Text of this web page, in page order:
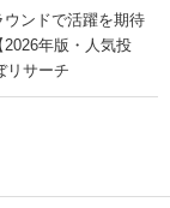
ウンドで活躍を期待
年版・人気投
リサーチ